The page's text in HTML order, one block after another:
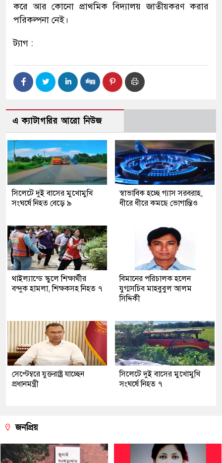
করে আর কোনো প্রাথমিক বিদ্যালয় জাতীয়করণ করার
পরিকল্পনা নেই।
ট্যাগ :
এ ক্যাটাগরির আরো নিউজ
সিলেটে দুই বাসের মুখোমুখি
সংঘর্ষে নিহত বেড়ে ৯
স্বাভাবিক হচ্ছে গ্যাস সরবরাহ,
ধীরে ধীরে কমছে ভোগান্তিও
থাইল্যান্ডে স্কুলে শিক্ষার্থীর
বন্দুক হামলা, শিক্ষকসহ নিহত ৭
বিমানের পরিচালক হলেন
যুগ্মসচিব মাহবুবুল আলম
সিদ্দিকী
সেপ্টেম্বরে যুক্তরাষ্ট্র যাচ্ছেন
প্রধানমন্ত্রী
সিলেটে দুই বাসের মুখোমুখি
সংঘর্ষে নিহত ৭
জনপ্রিয়